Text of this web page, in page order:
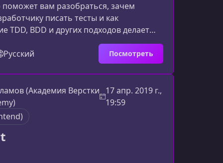
поможет вам разобраться, зачем
писать тесты и как
TDD, BDD и других подходов делает
быстрее и комфортнее. Вы
типы тестов существуют, когда их
встроить тестирование в рабочий
чём вы узнаете на вебинареМы
принципы тестирования в
и сформируем устойчивое
как тесты влияют на ка
Русский Посмотреть
(Академия Верстки
17 апр. 2019 г.,
19:59